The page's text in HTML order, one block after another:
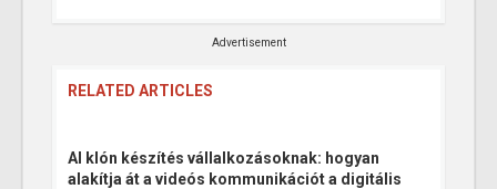
Advertisement
RELATED ARTICLES
AI klón készítés vállalkozásoknak: hogyan
alakítja át a videós kommunikációt a digitális